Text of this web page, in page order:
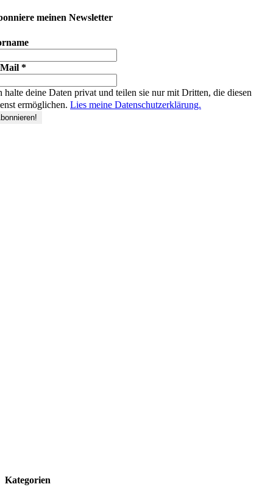
meinen Newsletter
*
halte deine Daten privat und teilen sie nur mit Dritten, die diesen
ermöglichen. Lies meine Datenschutzerklärung.
Kategorien